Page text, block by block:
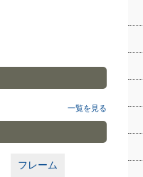
一覧を見る
フレーム